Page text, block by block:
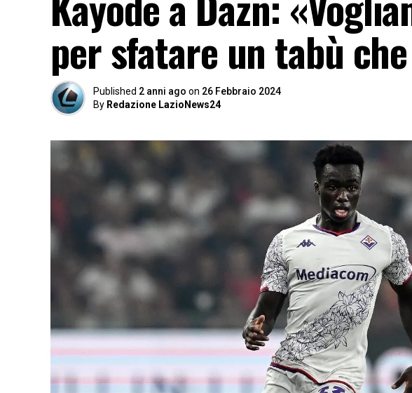
per sfatare un tabù
Published 2 anni ago on 26 Febbraio 2024
By Redazione LazioNews24